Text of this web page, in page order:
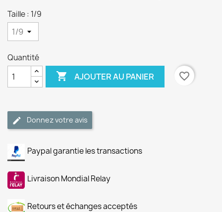
Taille : 1/9
Quantité
 AJOUTER AU PANIER favorite_border
Donnez votre avis
Paypal garantie les transactions
Livraison Mondial Relay
Retours et échanges acceptés